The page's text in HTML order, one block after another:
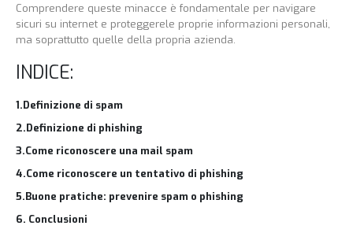
Comprendere queste minacce è fondamentale per navigare
sicuri su internet e proteggerele proprie informazioni personali,
ma soprattutto quelle della propria azienda.
INDICE:
1.Definizione di spam
2.Definizione di phishing
3.Come riconoscere una mail spam
4.Come riconoscere un tentativo di phishing
5.Buone pratiche: prevenire spam o phishing
6. Conclusioni